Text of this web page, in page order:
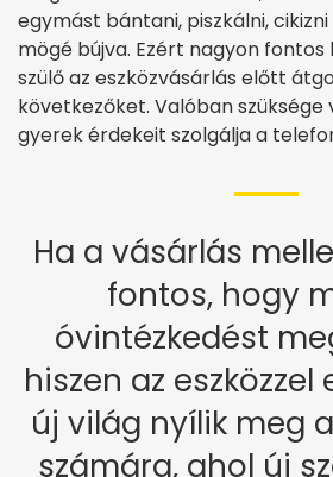
egymást bántani, piszkálni,
mögé bújva. Ezért nagyon fontos
szülő az eszközvásárlás előtt
következőket. Valóban szüksége
gyerek érdekeit szolgálja a
Ha a vásárlás
fontos, hogy
óvintézkedést
hiszen az eszközzel
új világ nyílik meg
számára, ahol új